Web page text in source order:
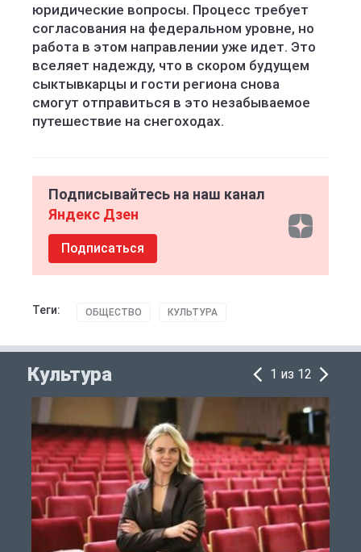
юридические вопросы. Процесс требует
согласования на федеральном уровне, но
работа в этом направлении уже идет. Это
вселяет надежду, что в скором будущем
сыктывкарцы и гости региона снова
смогут отправиться в это незабываемое
путешествие на снегоходах.
Подписывайтесь на наш канал
Яндекс Дзен
Подписаться
Теги: ОБЩЕСТВО КУЛЬТУРА
Культура 1 из 12